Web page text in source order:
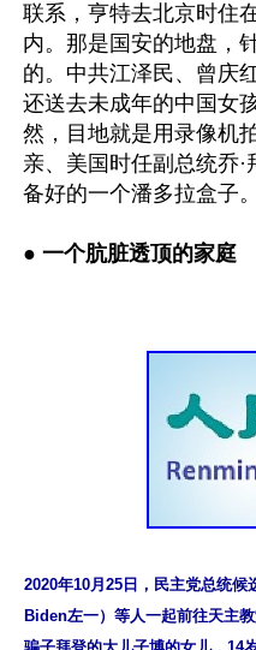
联系，亨特去北京时住
内。那是国安的地盘，
的。中共江泽民、曾庆
还送去未成年的中国女
然，目地就是用录像机
亲、美国时任副总统乔
备好的一个潘多拉盒子。
● 一个肮脏透顶的家庭
2020年10月25日，民主党总统候
Biden左一）等人一起前往天主